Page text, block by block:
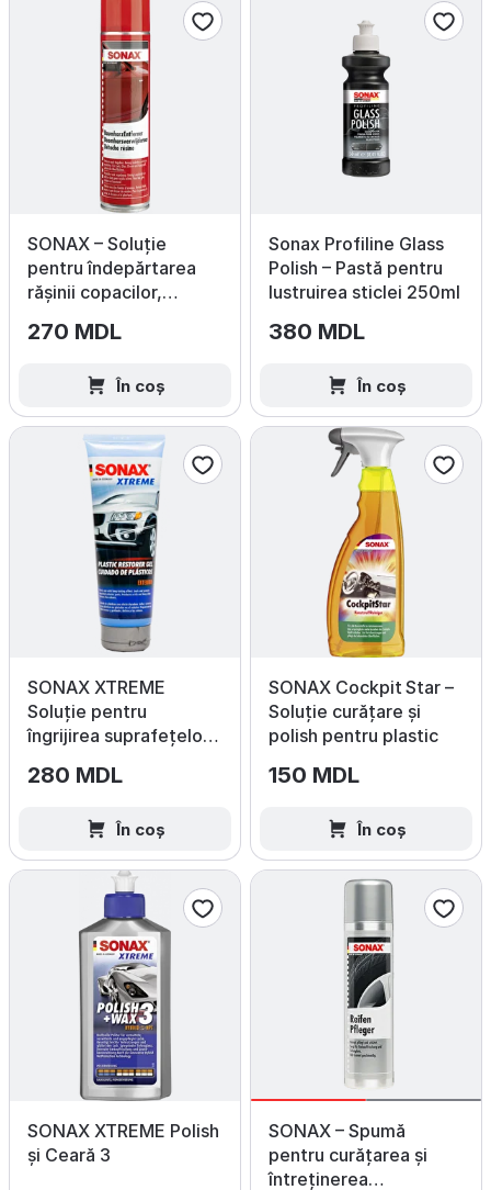
SONAX – Soluție
pentru îndepărtarea
rășinii copacilor,
270 MDL
În coș
Sonax Profiline Glass
Polish – Pastă pentru
lustruirea sticlei 250ml
380 MDL
În coș
SONAX XTREME
Soluție pentru
îngrijirea suprafețelor
250 ml
280 MDL
În coș
SONAX Cockpit Star –
Soluție curățare și
polish pentru plastic
150 MDL
În coș
SONAX XTREME Polish
și Ceară 3
SONAX – Spumă
pentru curățarea și
întreținerea